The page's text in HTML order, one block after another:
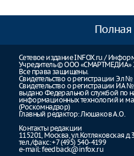
Полная
Сетевое издание INFOX.ru /
Учредитель © ООО «СМАРТМЕДИА»
Все права защищены.
Свидетельство о регистрации Эл
Свидетельство о регистрации ИА
выдано Федеральной службой по
информационных технологий и
(Роскомнадзор)
Главный редактор: Люшаков А.О.
Контакты редакции
115201, Москва, ул.Котляковская
тел./факс: +7 (495) 540-4199
e-mail:feedback@infox.ru